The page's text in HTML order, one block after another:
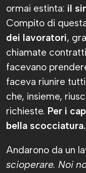
ormai estinta: il
Compito di
dei lavoratori,
chiamate
facevano
faceva riunire
che, insieme,
richieste. Per i
bella
Andarono da un
scioperare. Noi